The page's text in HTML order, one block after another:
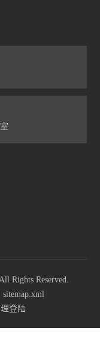
Rights Reserved.
sitemap.xml
登陆